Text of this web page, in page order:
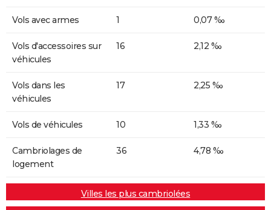
Vols avec armes 1 0,07 ‰
Vols d'accessoires sur
véhicules
16 2,12 ‰
Vols dans les
véhicules
17 2,25 ‰
Vols de véhicules 10 1,33 ‰
Cambriolages de
logement
36 4,78 ‰
Villes les plus cambriolées